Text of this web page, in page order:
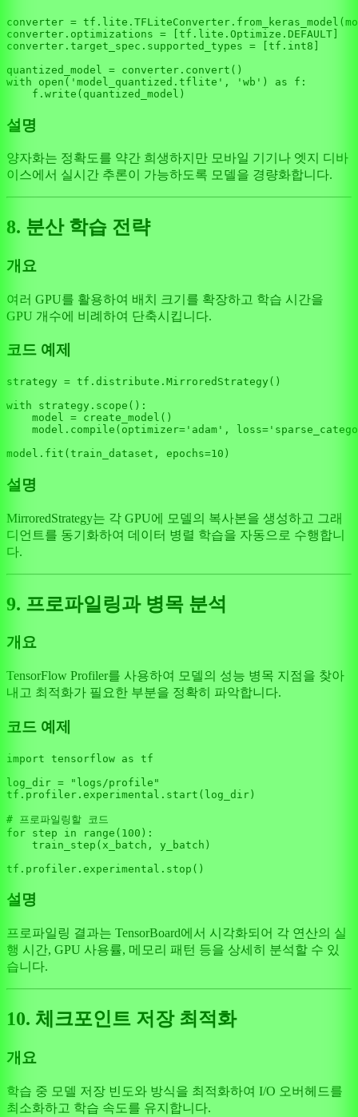
converter =
converter.optimizations = [tf.lite.Optimize.DEFAULT]
converter.target_spec.supported_types = [tf.int8]
with
open ( 'model_quantized.tflite' , 'wb' ) as f:
설명
양자화는 정확도를 약간 희생하지만 모바일 기기나 엣지 디바
이스에서 실시간 추론이 가능하도록 모델을 경량화합니다.
8. 분산 학습 전략
개요
여러 GPU를 활용하여 배치 크기를 확장하고 학습 시간을
GPU 개수에 비례하여 단축시킵니다.
코드 예제
strategy = tf.distribute.MirroredStrategy()
with strategy.scope():
    model = create_model()
    model.
compile (optimizer= 'adam' , loss=
model.fit(train_dataset, epochs=10
설명
MirroredStrategy는 각 GPU에 모델의 복사본을 생성하고 그래
디언트를 동기화하여 데이터 병렬 학습을 자동으로 수행합니
다.
9. 프로파일링과 병목 분석
개요
TensorFlow Profiler를 사용하여 모델의 성능 병목 지점을 찾아
내고 최적화가 필요한 부분을 정확히 파악합니다.
코드 예제
import tensorflow as tf
log_dir =
"logs/profile"
tf.profiler.experimental.start(log_dir)
# 프로파일링할 코드
for step in range ( 100 ):
    train_step(x_batch, y_batch)
설명
프로파일링 결과는 TensorBoard에서 시각화되어 각 연산의 실
행 시간, GPU 사용률, 메모리 패턴 등을 상세히 분석할 수 있
습니다.
10. 체크포인트 저장 최적화
개요
학습 중 모델 저장 빈도와 방식을 최적화하여 I/O 오버헤드를
최소화하고 학습 속도를 유지합니다.